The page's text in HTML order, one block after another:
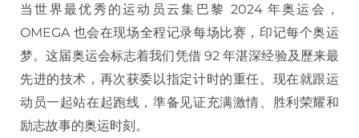
当世界最优秀的运动员云集巴黎 2024 年奥运会，
OMEGA 也会在现场全程记录每场比赛，印记每个奥运
梦。这届奥运会标志着我们凭借 92 年湛深经验及歷来最
先进的技术，再次获委以指定计时的重任。现在就跟运
动员一起站在起跑线，準备见证充满激情、胜利荣耀和
励志故事的奥运时刻。